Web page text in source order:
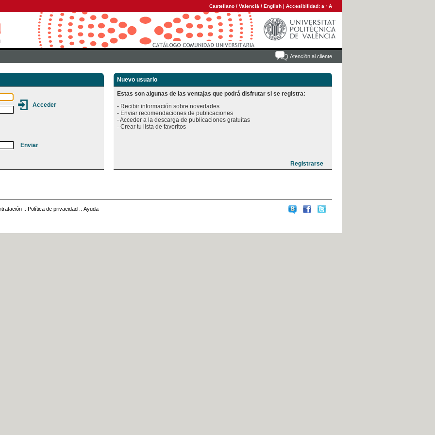
Castellano / Valencià / English | Accesibilidad: a · A
Atención al cliente
Nuevo usuario
Estas son algunas de las ventajas que podrá disfrutar si se registra:
- Recibir información sobre novedades
- Enviar recomendaciones de publicaciones
- Acceder a la descarga de publicaciones gratuitas
:: Política de privacidad :: Ayuda